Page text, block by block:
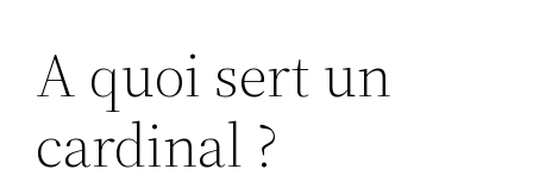
A quoi sert un
cardinal ?